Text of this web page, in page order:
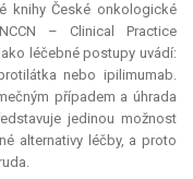
knihy České onkologické
– Clinical Practice
léčebné postupy uvádí:
nebo ipilimumab.
případem a úhrada
jedinou možnost
alternativy léčby, a proto